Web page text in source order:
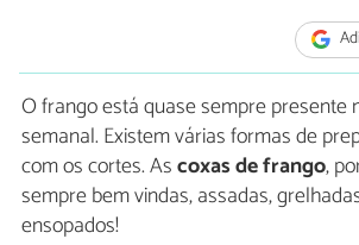
O frango está quase sempre presente
semanal. Existem várias formas de
com os cortes. Ascoxas de frango,
sempre bem vindas, assadas,
ensopados!